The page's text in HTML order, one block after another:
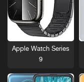
Apple Watch Series
9